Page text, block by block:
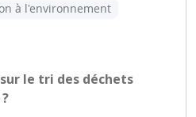
à l'environnement
le tri des déchets